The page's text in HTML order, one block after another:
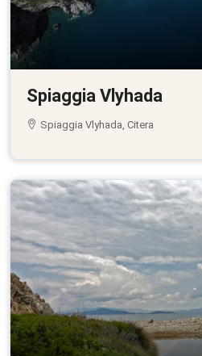
Spiaggia Vlyhada
Spiaggia Vlyhada, Citera